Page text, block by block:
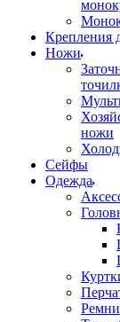
Крепления
Ножи
ножи
Сейфы
Одежда